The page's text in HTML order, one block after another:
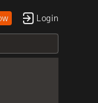
Login